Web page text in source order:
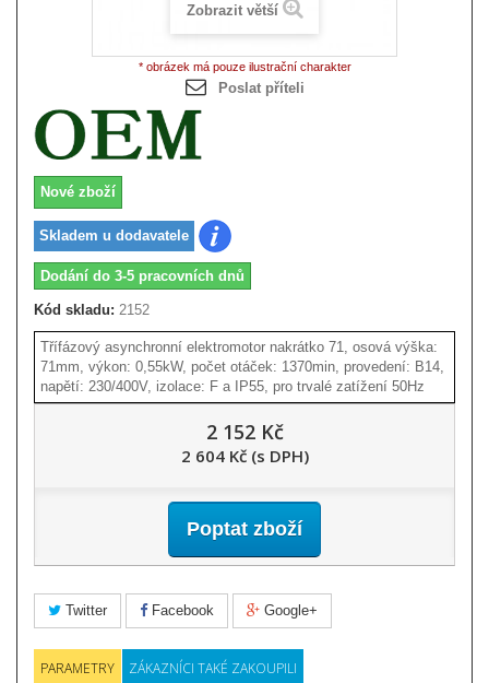
Zobrazit větší
* obrázek má pouze ilustrační charakter
Poslat příteli
Nové zboží
Skladem u dodavatele
Dodání do 3-5 pracovních dnů
Kód skladu: 2152
Třífázový asynchronní elektromotor nakrátko 71, osová výška:
71mm, výkon: 0,55kW, počet otáček: 1370min, provedení: B14,
napětí: 230/400V, izolace: F a IP55, pro trvalé zatížení 50Hz
2 152 Kč
2 604 Kč (s DPH)
Poptat zboží
Twitter Facebook Google+
PARAMETRY ZÁKAZNÍCI TAKÉ ZAKOUPILI